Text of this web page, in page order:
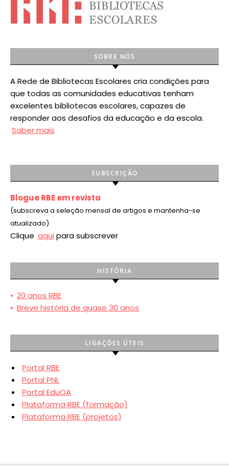
SOBRE NÓS
A Rede de Bibliotecas Escolares cria condições para
que todas as comunidades educativas tenham
excelentes bibliotecas escolares, capazes de
responder aos desafios da educação e da escola.
Saber mais
SUBSCRIÇÃO
Blogue RBE em revista
(subscreva a seleção mensal de artigos e mantenha-se
atualizado)
Clique aqui para subscrever
HISTÓRIA
• 20 anos RBE
• Breve história de quase 30 anos
LIGAÇÕES ÚTEIS
Portal RBE
Portal PNL
Portal EduQA
Plataforma RBE (formação)
Plataforma RBE (projetos)